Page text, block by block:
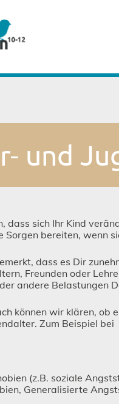
und
dass sich Ihr Kind
bereiten, wenn
dass es Dir
Freunden oder
andere Belastungen
können wir klären,
Zum Beispiel bei
(z.B. soziale
Generalisierte